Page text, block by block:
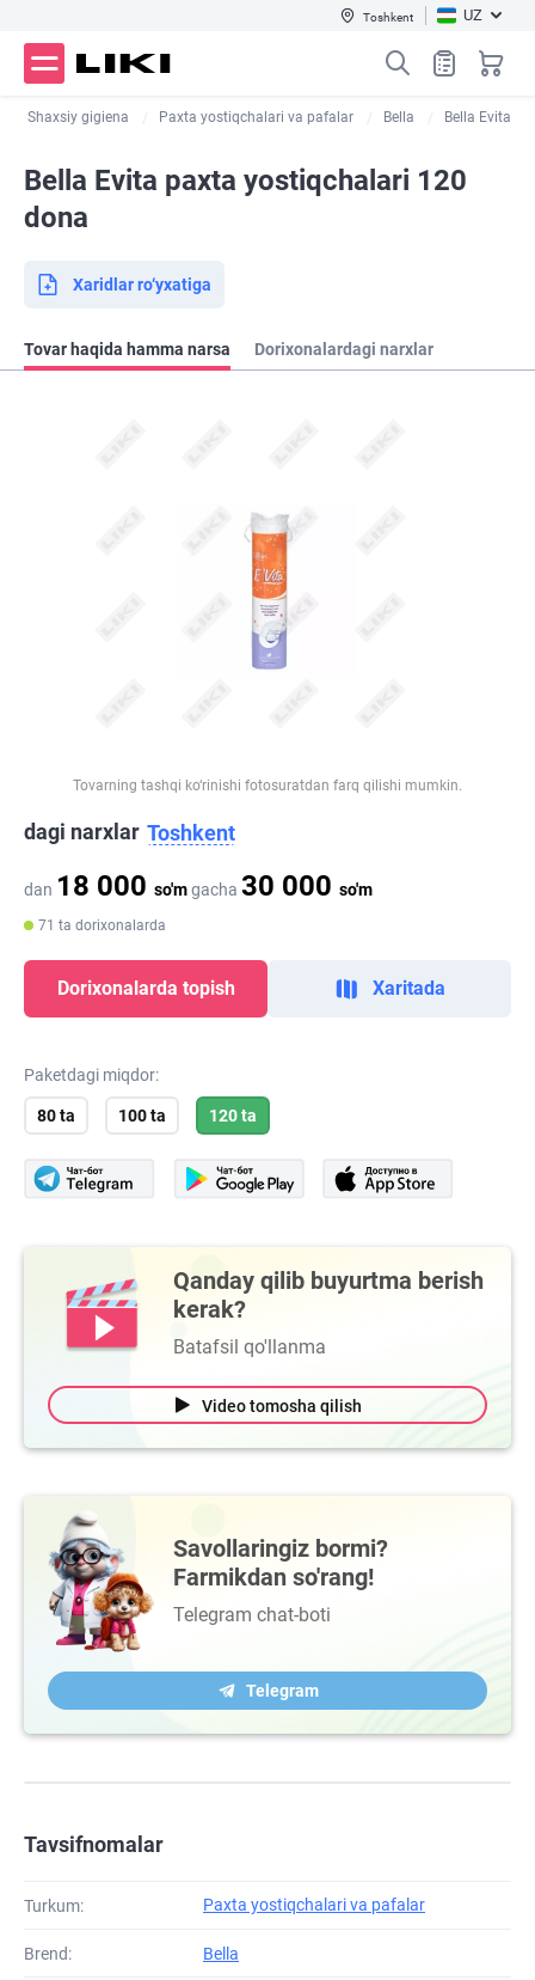
Toshkent UZ
Shaxsiy gigiena Paxta yostiqchalari va pafalar Bella Bella Evita
Bella Evita paxta yostiqchalari 120
dona
Xaridlar ro‘yxatiga
Tovar haqida hamma narsa Dorixonalardagi narxlar
Tovarning tashqi ko‘rinishi fotosuratdan farq qilishi mumkin.
dagi narxlar Toshkent
dan 18 000 so'mgacha 30 000 so'm
71 ta dorixonalarda
Dorixonalarda topish Xaritada
Paketdagi miqdor:
80 ta 100 ta 120 ta
Qanday qilib buyurtma berish
kerak?
Batafsil qo'llanma
Video tomosha qilish
Savollaringiz bormi?
Farmikdan so'rang!
Telegram chat-boti
Telegram
Tavsifnomalar
Turkum: Paxta yostiqchalari va pafalar
Brend: Bella